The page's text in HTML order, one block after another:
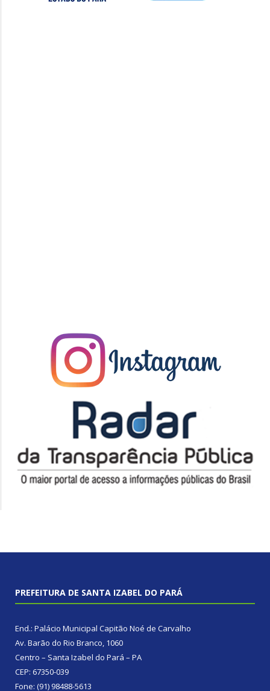
PREFEITURA DE SANTA IZABEL DO PARÁ
End.: Palácio Municipal Capitão Noé de Carvalho
Av. Barão do Rio Branco, 1060
Centro – Santa Izabel do Pará – PA
CEP: 67350-039
Fone: (91) 98488-5613